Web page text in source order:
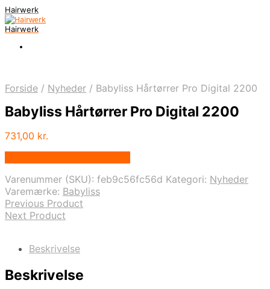
Hairwerk
Hairwerk
Forside / Nyheder / Babyliss Hårtørrer Pro Digital 2200
Babyliss Hårtørrer Pro Digital 2200
731,00 kr.
Varenummer (SKU): feb9c56fc56d Kategori: Nyheder
Varemærke: Babyliss
Previous Product
Next Product
Beskrivelse
Beskrivelse